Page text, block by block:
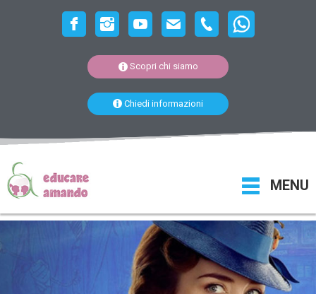
Scopri chi siamo
Chiedi informazioni
MENU